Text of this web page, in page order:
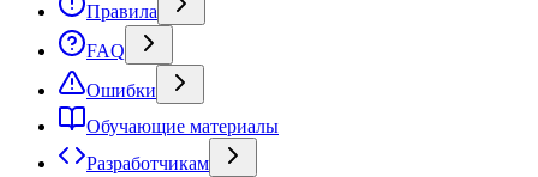
Правила
FAQ
Ошибки
Обучающие материалы
Разработчикам